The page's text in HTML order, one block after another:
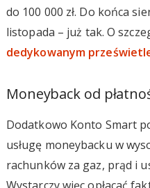
do 100 000 zł. Do końca
listopada – już tak. O
dedykowanym
Moneyback od
Dodatkowo Konto Smart
usługę moneybacku w
rachunków za gaz, prąd i